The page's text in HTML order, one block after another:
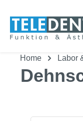
Home Labor